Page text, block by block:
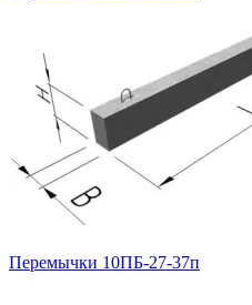
Перемычки 10ПБ-27-37п